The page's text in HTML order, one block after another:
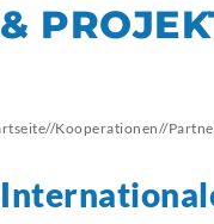
&
//Kooperationen//